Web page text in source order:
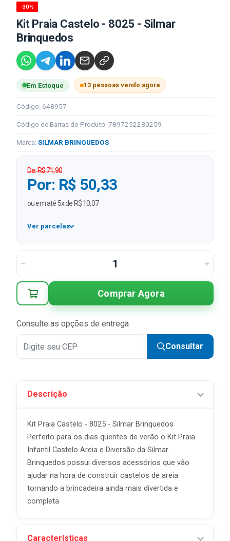
-30%
Kit Praia Castelo - 8025 - Silmar
Brinquedos
Em Estoque 13 pessoas vendo agora
Código: 648957
Código de Barras do Produto: 7897252280259
Marca: SILMAR BRINQUEDOS
De: R$ 71,90
Por: R$ 50,33
ou em até 5x de R$ 10,07
Ver parcelas
1x R$ 50,33
3x R$ 16,78 sem juros
4x R$ 12,58 sem juros
5x
Comprar Agora
Consulte as opções de entrega
Consultar
Descrição
Kit Praia Castelo - 8025 - Silmar Brinquedos
Perfeito para os dias quentes de verão o Kit Praia
Infantil Castelo Areia e Diversão da Silmar
Brinquedos possui diversos acessórios que vão
ajudar na hora de construir castelos de areia
tornando a brincadeira ainda mais divertida e
completa
Características